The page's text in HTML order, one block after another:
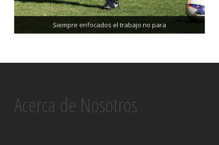
Siempre enfocados el trabajo no para
Trabajando enfocados, listos para el partido de mañana
Acerca de Nosotros